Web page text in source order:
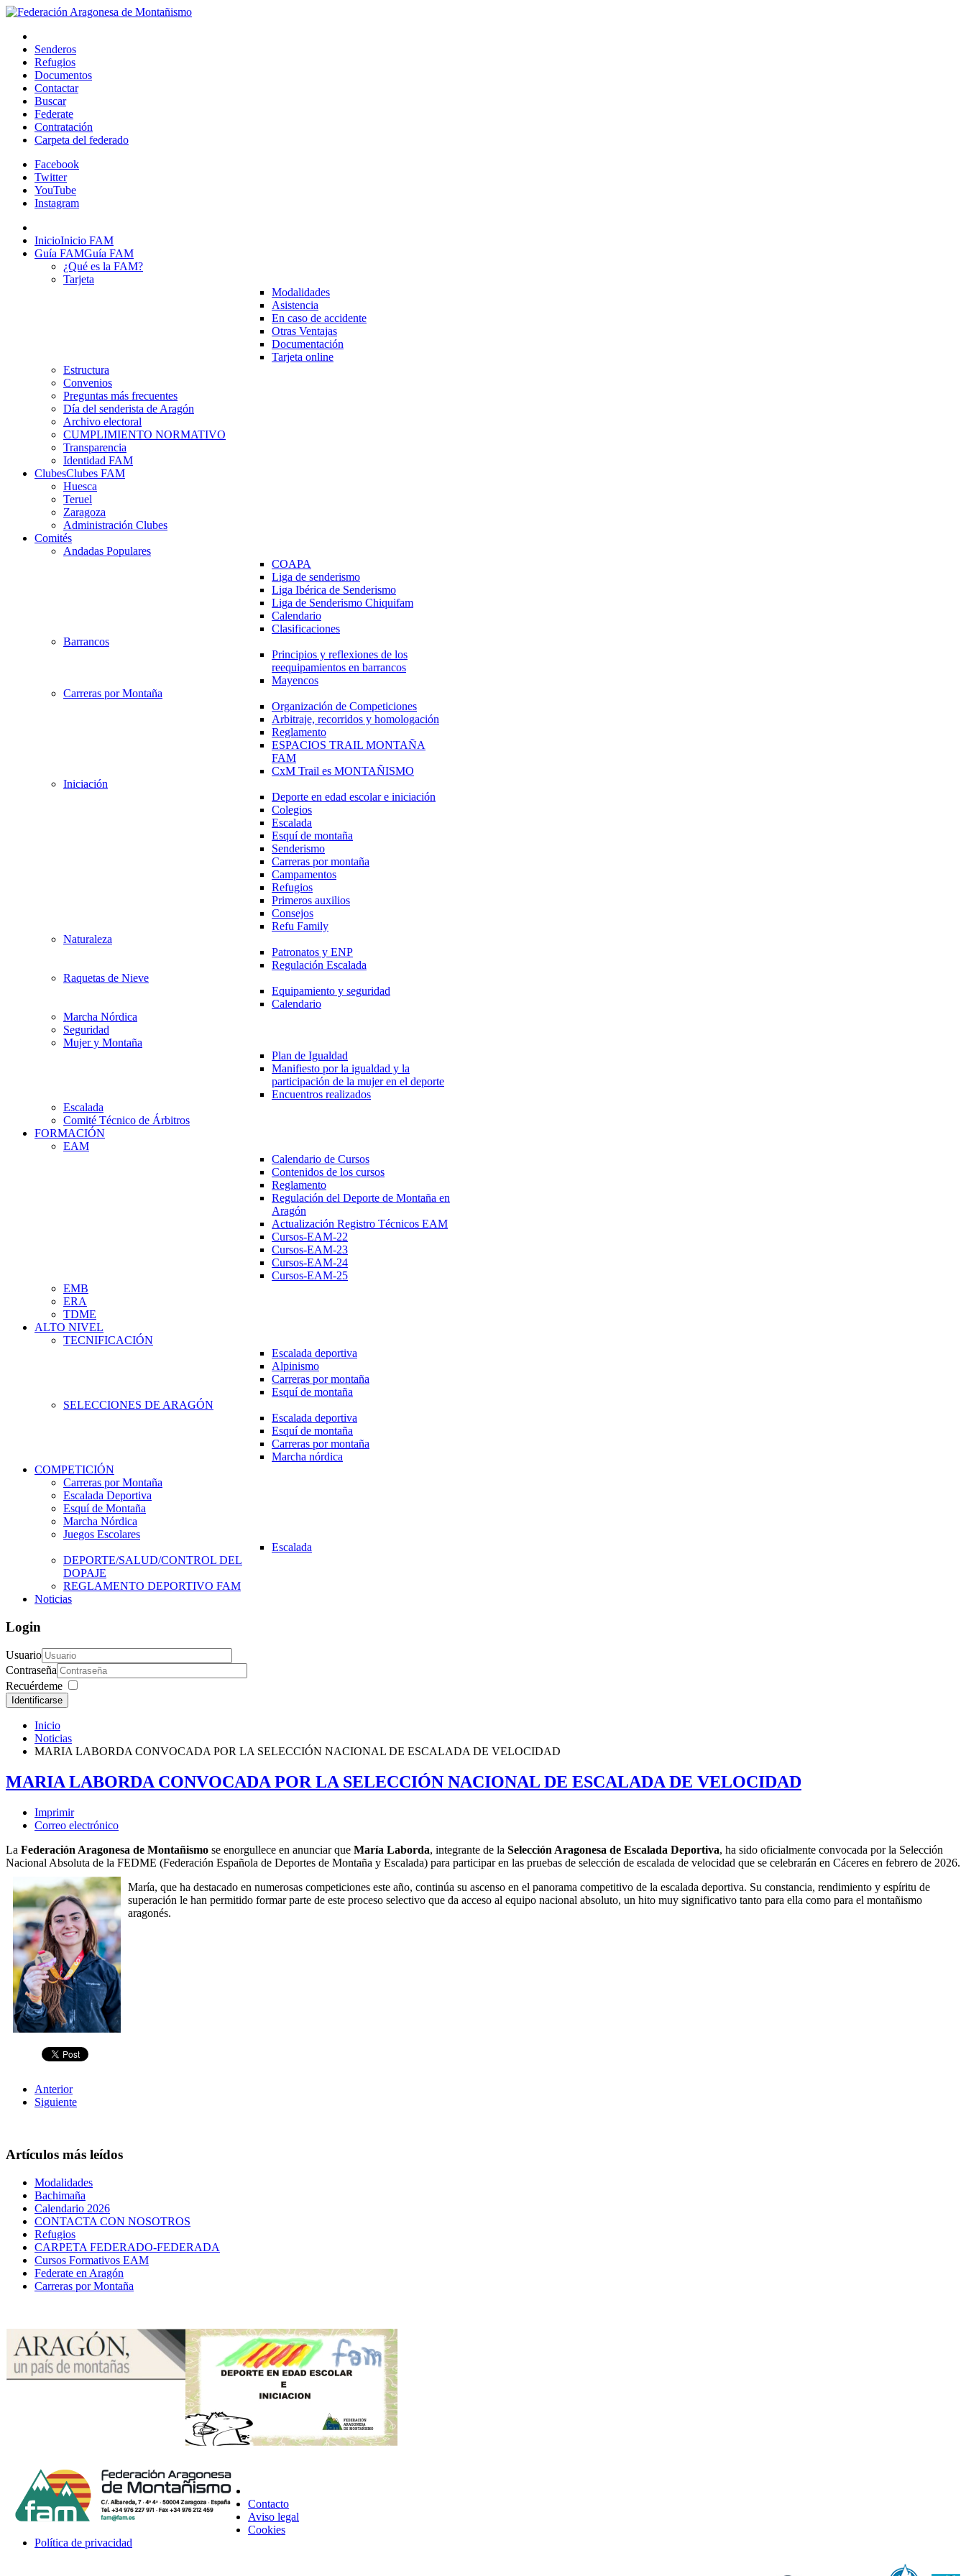
Senderos
Refugios
Documentos
Contactar
Buscar
Federate
Contratación
Carpeta del federado
Facebook
Twitter
YouTube
Instagram
InicioInicio FAM
Guía FAMGuía FAM
¿Qué es la FAM?
Tarjeta
Modalidades
Asistencia
En caso de accidente
Otras Ventajas
Documentación
Tarjeta online
Estructura
Convenios
Preguntas más frecuentes
Día del senderista de Aragón
Archivo electoral
CUMPLIMIENTO NORMATIVO
Transparencia
Identidad FAM
ClubesClubes FAM
Huesca
Teruel
Zaragoza
Administración Clubes
Comités
Andadas Populares
COAPA
Liga de senderismo
Liga Ibérica de Senderismo
Liga de Senderismo Chiquifam
Calendario
Clasificaciones
Barrancos
Principios y reflexiones de los
reequipamientos en barrancos
Mayencos
Carreras por Montaña
Organización de Competiciones
Arbitraje, recorridos y homologación
Reglamento
ESPACIOS TRAIL MONTAÑA
FAM
CxM Trail es MONTAÑISMO
Iniciación
Deporte en edad escolar e iniciación
Colegios
Escalada
Esquí de montaña
Senderismo
Carreras por montaña
Campamentos
Refugios
Primeros auxilios
Consejos
Refu Family
Naturaleza
Patronatos y ENP
Regulación Escalada
Raquetas de Nieve
Equipamiento y seguridad
Calendario
Marcha Nórdica
Seguridad
Mujer y Montaña
Plan de Igualdad
Manifiesto por la igualdad y la
participación de la mujer en el deporte
Encuentros realizados
Escalada
Comité Técnico de Árbitros
FORMACIÓN
EAM
Calendario de Cursos
Contenidos de los cursos
Reglamento
Regulación del Deporte de Montaña en
Aragón
Actualización Registro Técnicos EAM
Cursos-EAM-22
Cursos-EAM-23
Cursos-EAM-24
Cursos-EAM-25
EMB
ERA
TDME
ALTO NIVEL
TECNIFICACIÓN
Escalada deportiva
Alpinismo
Carreras por montaña
Esquí de montaña
SELECCIONES DE ARAGÓN
Escalada deportiva
Esquí de montaña
Carreras por montaña
Marcha nórdica
COMPETICIÓN
Carreras por Montaña
Escalada Deportiva
Esquí de Montaña
Marcha Nórdica
Juegos Escolares
Escalada
DEPORTE/SALUD/CONTROL DEL
DOPAJE
REGLAMENTO DEPORTIVO FAM
Noticias
Login
Usuario
Contraseña
Recuérdeme
Identificarse
Inicio
Noticias
MARIA LABORDA CONVOCADA POR LA SELECCIÓN NACIONAL DE ESCALADA DE VELOCIDAD
MARIA LABORDA CONVOCADA POR LA SELECCIÓN NACIONAL DE ESCALADA DE VELOCIDAD
Imprimir
Correo electrónico
La Federación Aragonesa de Montañismo se enorgullece en anunciar que María Laborda, integrante de la Selección Aragonesa de Escalada Deportiva, ha sido oficialmente convocada por la Selección
Nacional Absoluta de la FEDME (Federación Española de Deportes de Montaña y Escalada) para participar en las pruebas de selección de escalada de velocidad que se celebrarán en Cáceres en febrero de 2026.
María, que ha destacado en numerosas competiciones este año, continúa su ascenso en el panorama competitivo de la escalada deportiva. Su constancia, rendimiento y espíritu de
superación le han permitido formar parte de este proceso selectivo que da acceso al equipo nacional absoluto, un hito muy significativo tanto para ella como para el montañismo
aragonés.
Anterior
Siguiente
Artículos más leídos
Modalidades
Bachimaña
Calendario 2026
CONTACTA CON NOSOTROS
Refugios
CARPETA FEDERADO-FEDERADA
Cursos Formativos EAM
Federate en Aragón
Carreras por Montaña
Contacto
Aviso legal
Cookies
Política de privacidad